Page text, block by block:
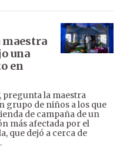
maestra
una
en
pregunta la maestra
grupo de niños a los que
de campaña de un
más afectada por el
que dejó a cerca de